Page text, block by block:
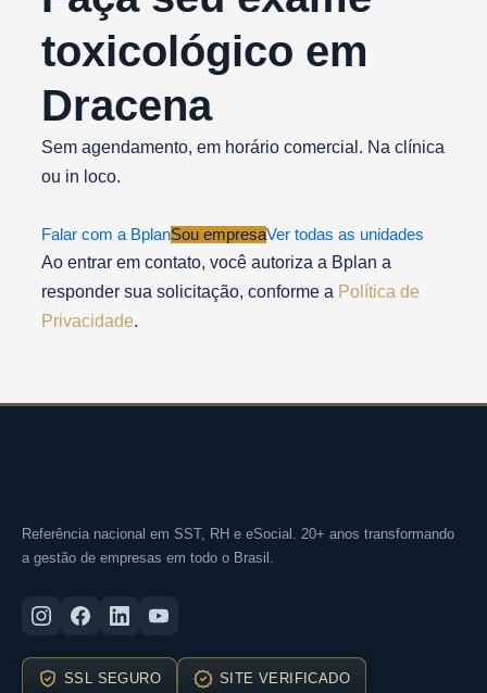
toxicológico em
Dracena
Sem agendamento, em horário comercial. Na clínica
ou in loco.
Falar com a BplanSou empresaVer todas as unidades
Ao entrar em contato, você autoriza a Bplan a
responder sua solicitação, conforme a Política de
Privacidade.
Referência nacional em SST, RH e eSocial. 20+ anos transformando
a gestão de empresas em todo o Brasil.
SSL SEGURO SITE VERIFICADO